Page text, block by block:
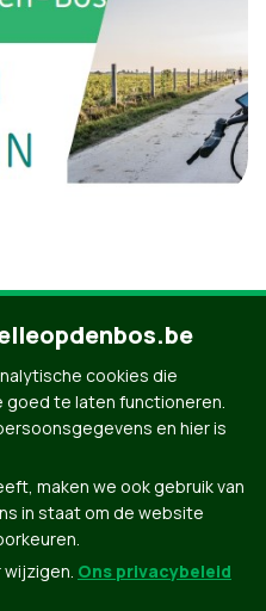
cookies die
goed te laten functioneren.
en hier is
maken we ook gebruik van
in staat om de website
Ons privacybeleid